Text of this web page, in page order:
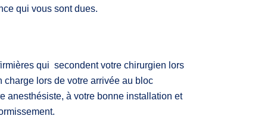
qui vous sont dues.
qui secondent votre chirurgien lors
lors de votre arrivée au bloc
anesthésiste, à votre bonne installation et